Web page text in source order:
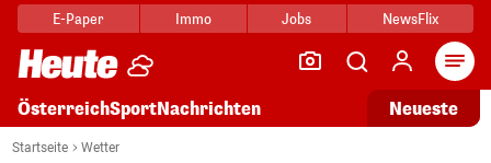
E-Paper Immo Jobs NewsFlix
ÖsterreichSportNachrichten Neueste
Startseite Wetter